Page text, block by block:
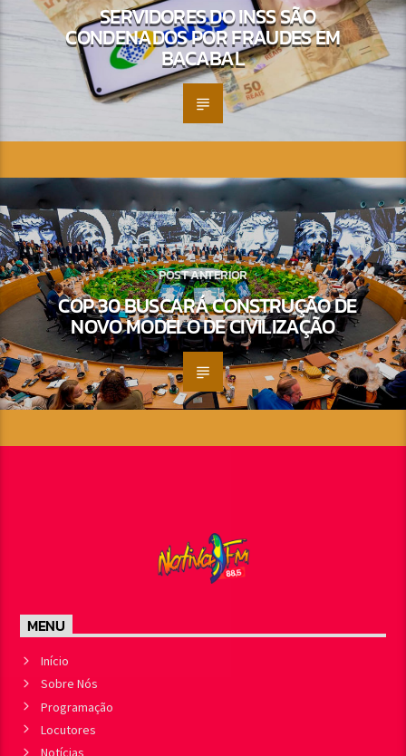
SERVIDORES DO INSS SÃO
CONDENADOS POR FRAUDES EM
BACABAL
POST ANTERIOR
COP 30 BUSCARÁ CONSTRUÇÃO DE
NOVO MODELO DE CIVILIZAÇÃO
MENU
Início
Sobre Nós
Programação
Locutores
Notícias